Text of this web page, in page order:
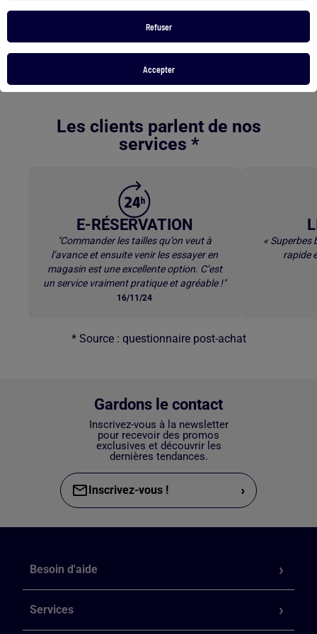
Refuser
Accepter
Blouson matelassee femme
Pull col roule grande taille femme
Short noir tommy hilfiger
Tapis de bain 40 x 50
Retour au contenu principal
Les clients parlent de nos
services *
E-RÉSERVATION
"Commander les tailles qu’on veut à
l’avance et ensuite venir les essayer en
magasin est une excellente option. C’est
un service vraiment pratique et agréable !"
16/11/24
« Superbes
rapide
* Source : questionnaire post-achat
Gardons le contact
Inscrivez-vous à la newsletter
pour recevoir des promos
exclusives et découvrir les
dernières tendances.
Inscrivez-vous ! ›
Besoin d'aide
Services